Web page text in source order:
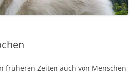
früheren Zeiten auch von Menschen